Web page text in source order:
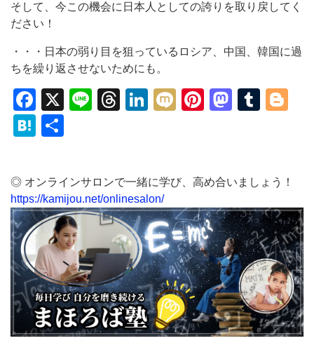
そして、今この機会に日本人としての誇りを取り戻してく
ださい！
・・・日本の弱り目を狙っているロシア、中国、韓国に過
ちを繰り返させないためにも。
Facebook
X LineThreads
LinkedIn
MixiPinterest
Hatena
◎ オンラインサロンで一緒に学び、高め合いましょう！
https://kamijou.net/onlinesalon/